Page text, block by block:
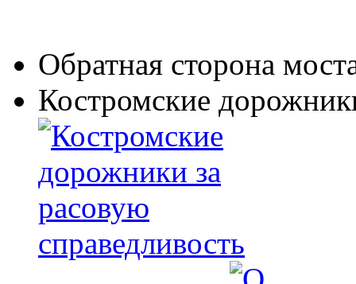
Обратная сторона
Костромские